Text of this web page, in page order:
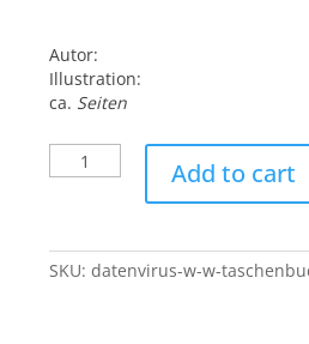
Autor:
Illustration:
ca. Seiten
Datenvirus
W
(Taschenbuch
'Edition')
Add to cart
SKU:datenvirus-w-w-